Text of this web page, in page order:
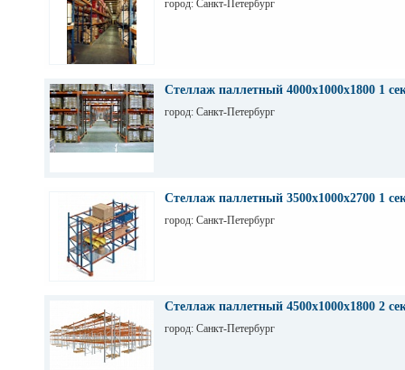
город: Санкт-Петербург
Стеллаж паллетный 4000х1000х1800 1
город: Санкт-Петербург
Стеллаж паллетный 3500х1000х2700 1
город: Санкт-Петербург
Стеллаж паллетный 4500х1000х1800 2
город: Санкт-Петербург